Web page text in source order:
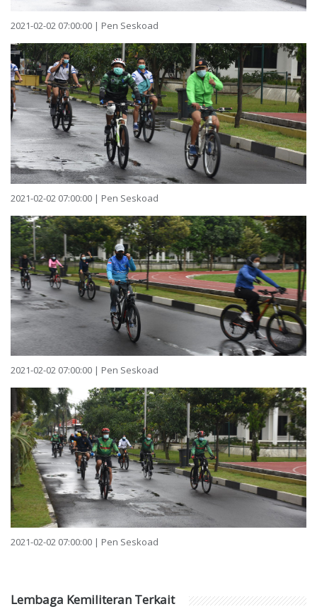
2021-02-02 07:00:00 | Pen Seskoad
2021-02-02 07:00:00 | Pen Seskoad
2021-02-02 07:00:00 | Pen Seskoad
2021-02-02 07:00:00 | Pen Seskoad
Lembaga Kemiliteran Terkait